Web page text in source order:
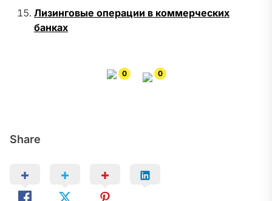
Share
Лизинговые операции в коммерческих
банках
0 0